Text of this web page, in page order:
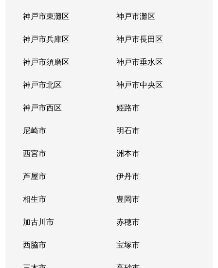
神戸市東灘区 神戸市灘区
神戸市兵庫区 神戸市長田区
神戸市須磨区 神戸市垂水区
神戸市北区 神戸市中央区
神戸市西区 姫路市
尼崎市 明石市
西宮市 洲本市
芦屋市 伊丹市
相生市 豊岡市
加古川市 赤穂市
西脇市 宝塚市